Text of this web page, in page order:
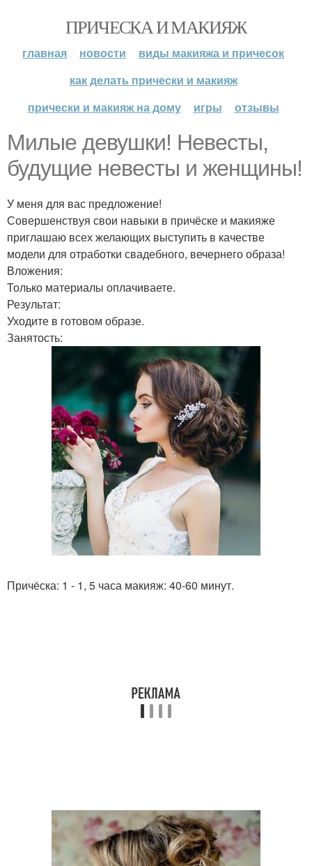
ПРИЧЕСКА И МАКИЯЖ
главная новости
виды макияжа и причесок
как делать прически и макияж
прически и макияж на дому
игры отзывы
Милые девушки! Невесты,
будущие невесты и женщины!
У меня для вас предложение!
Совершенствуя свои навыки в причёске и макияже
приглашаю всех желающих выступить в качестве
модели для отработки свадебного, вечернего образа!
Вложения:
Только материалы оплачиваете.
Результат:
Уходите в готовом образе.
Занятость:
Причёска: 1 - 1, 5 часа макияж: 40-60 минут.